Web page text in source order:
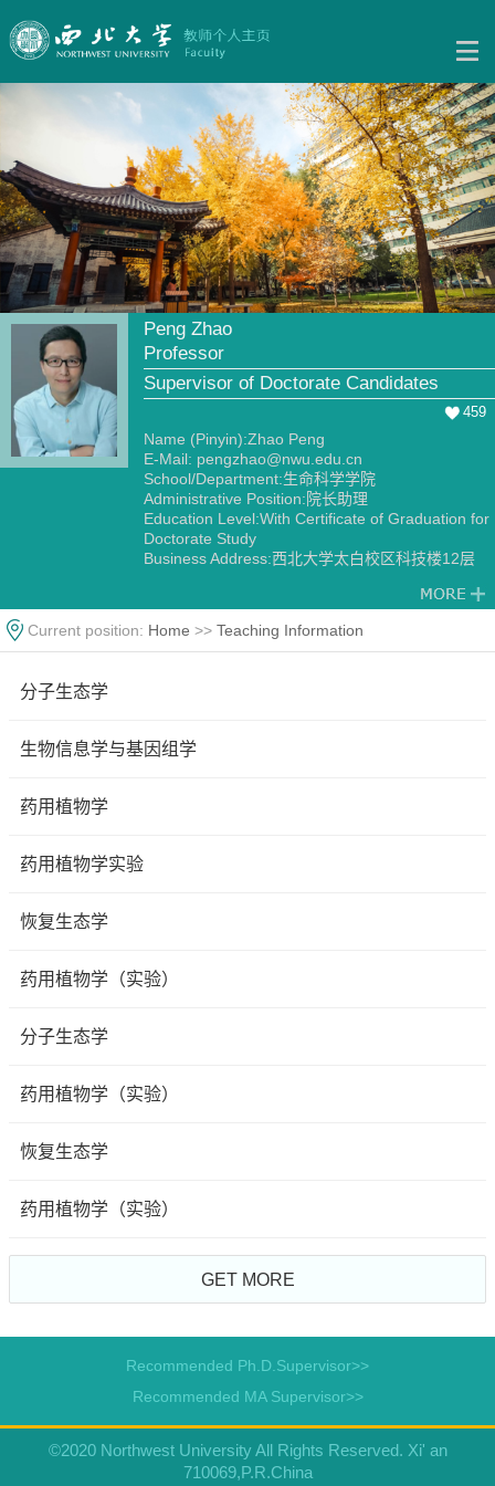
Peng Zhao
Professor
Supervisor of Doctorate Candidates
459
Name (Pinyin):Zhao Peng
E-Mail: pengzhao@nwu.edu.cn
School/Department:生命科学学院
Administrative Position:院长助理
Education Level:With Certificate of Graduation for
Doctorate Study
Business Address:西北大学太白校区科技楼12层
Degree:Doctoral degree
Status:Employed
Research》《Horticulture Plant Journal》
《Scientific Data》编委，《西北植物学报》青年编
Current position: Home >> Teaching Information
分子生态学
生物信息学与基因组学
药用植物学
药用植物学实验
恢复生态学
药用植物学（实验）
分子生态学
药用植物学（实验）
恢复生态学
药用植物学（实验）
GET MORE
Recommended Ph.D.Supervisor>>
Recommended MA Supervisor>>
©2020 Northwest University All Rights Reserved. Xi' an
710069,P.R.China